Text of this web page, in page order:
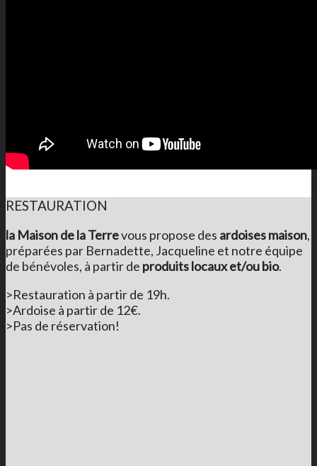
RESTAURATION
la Maison de la Terrevous propose des ardoises maison,
préparées par Bernadette, Jacqueline et notre équipe
de bénévoles, à partir de produits locaux et/ou bio.
>Restauration à partir de 19h.
>Ardoise à partir de 12€.
>Pas de réservation!